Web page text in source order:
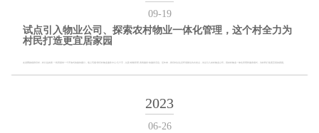
09-19
试点引入物业公司、探索农村物业一体化管理，这个村全力为
村民打造更宜居家园
走进曹路镇群乐村，村口边的第 一间房屋有一个开放式的接待窗口，墙上写着“群乐村物业服务中心”几个字，以及“精细管理 真情服务”的服务宗旨。近年来，群乐村以生态环境整治为出发点，试点引入农村物业公司，用农村物业一体化管理和服务模式，为村民打造更宜居的家园。
2023
06-26